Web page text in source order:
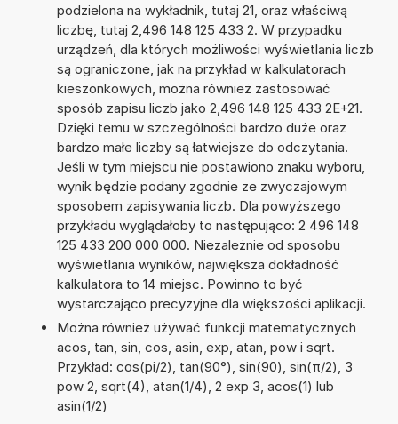
podzielona na wykładnik, tutaj 21, oraz właściwą
liczbę, tutaj 2,496 148 125 433 2. W przypadku
urządzeń, dla których możliwości wyświetlania liczb
są ograniczone, jak na przykład w kalkulatorach
kieszonkowych, można również zastosować
sposób zapisu liczb jako 2,496 148 125 433 2E+21.
Dzięki temu w szczególności bardzo duże oraz
bardzo małe liczby są łatwiejsze do odczytania.
Jeśli w tym miejscu nie postawiono znaku wyboru,
wynik będzie podany zgodnie ze zwyczajowym
sposobem zapisywania liczb. Dla powyższego
przykładu wyglądałoby to następująco: 2 496 148
125 433 200 000 000. Niezależnie od sposobu
wyświetlania wyników, największa dokładność
kalkulatora to 14 miejsc. Powinno to być
wystarczająco precyzyjne dla większości aplikacji.
Można również używać funkcji matematycznych
acos, tan, sin, cos, asin, exp, atan, pow i sqrt.
Przykład: cos(pi/2), tan(90°), sin(90), sin(π/2), 3
pow 2, sqrt(4), atan(1/4), 2 exp 3, acos(1) lub
asin(1/2)